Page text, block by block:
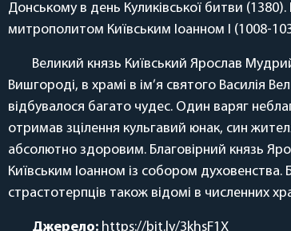
Донському в день Куликівської битви
митрополитом Київським Іоанном I (1008-
Великий князь Київський Ярослав
Вишгороді, в храмі в ім’я святого Василія
відбувалося багато чудес. Один варяг
отримав зцілення кульгавий юнак, син
абсолютно здоровим. Благовірний князь
Київським Іоанном із собором духовенства.
страстотерпців також відомі в численних
Джерело: https://bit.ly/3khsF1X